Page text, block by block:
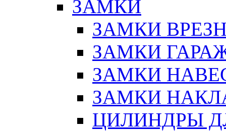
ЗАМКИ
ЗАМКИ
ЗАМКИ
ЗАМКИ
ЗАМКИ
ЦИЛИНДРЫ